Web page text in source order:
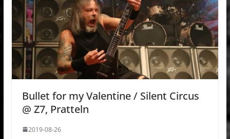
Bullet for my Valentine / Silent Circus
@ Z7, Pratteln
2019-08-26